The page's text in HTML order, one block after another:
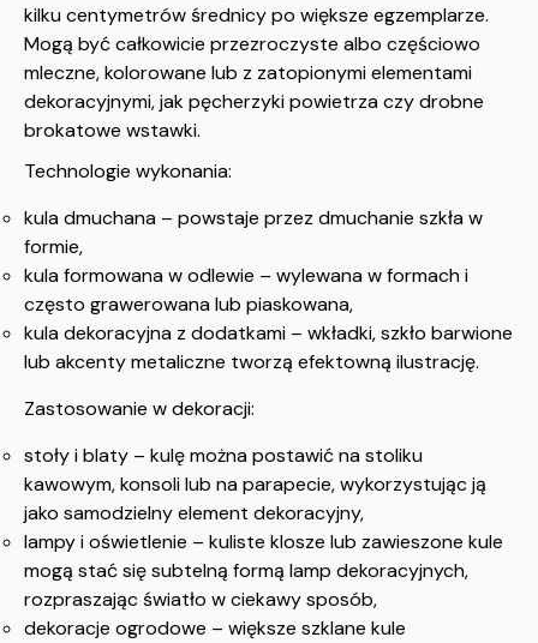
kilku centymetrów średnicy po większe egzemplarze.
Mogą być całkowicie przezroczyste albo częściowo
mleczne, kolorowane lub z zatopionymi elementami
dekoracyjnymi, jak pęcherzyki powietrza czy drobne
brokatowe wstawki.
Technologie wykonania:
kula dmuchana – powstaje przez dmuchanie szkła w
formie,
kula formowana w odlewie – wylewana w formach i
często grawerowana lub piaskowana,
kula dekoracyjna z dodatkami – wkładki, szkło barwione
lub akcenty metaliczne tworzą efektowną ilustrację.
Zastosowanie w dekoracji:
stoły i blaty – kulę można postawić na stoliku
kawowym, konsoli lub na parapecie, wykorzystując ją
jako samodzielny element dekoracyjny,
lampy i oświetlenie – kuliste klosze lub zawieszone kule
mogą stać się subtelną formą lamp dekoracyjnych,
rozpraszając światło w ciekawy sposób,
dekoracje ogrodowe – większe szklane kule